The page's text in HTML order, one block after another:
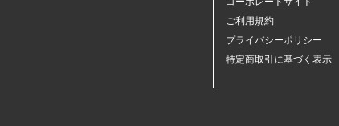
ご利用規約
プライバシーポリシー
特定商取引に基づく表示